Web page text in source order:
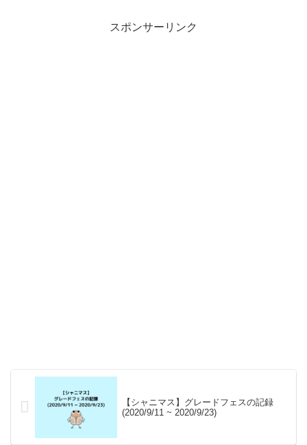
スポンサーリンク
【シャニマス】グレードフェスの記録
(2020/9/11 ~ 2020/9/23)